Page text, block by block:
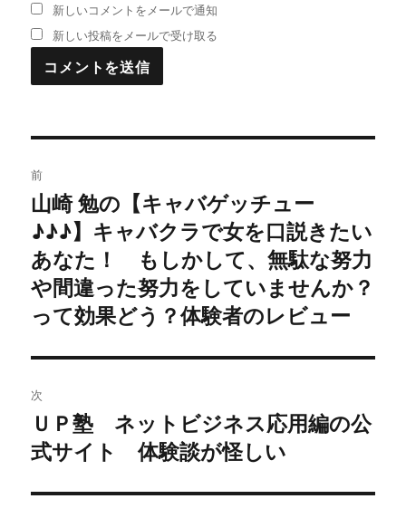
新しいコメントをメールで通知
新しい投稿をメールで受け取る
稿
ナ
ビ
ゲ
ー
シ
ョ
ン
前
過
去
の
投
稿:
山崎 勉の【キャバゲッチュー
♪♪♪】キャバクラで女を口説きたい
あなた！ もしかして、無駄な努力
や間違った努力をしていませんか？
って効果どう？体験者のレビュー
次
次
の
稿:
ＵＰ塾 ネットビジネス応用編の公
式サイト 体験談が怪しい